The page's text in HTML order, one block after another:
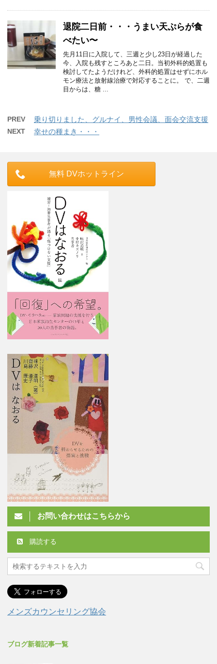
退院二日前・・・うまい天ぷらが食
べたい〜
先月11日に入院して、三週と少し23日が経過した
今、入院も残すところあと二日。当初外科的処置も
検討してたようだけれど、外科的処置はせずにホル
モン療法と放射線治療で対応することに。 で、二週
目からは、糖 ...
PREV 乗り切りました、グルナイ、男性会議、面会交流支援
NEXT 幸せの種まき・・・
無料 DVホットライン
お問い合わせはこちらから
購読する
メンズカウンセリング協会
ブログ新着記事一覧